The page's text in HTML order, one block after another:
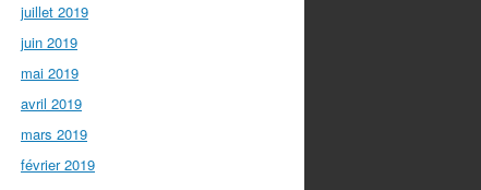
juillet 2019
juin 2019
mai 2019
avril 2019
mars 2019
février 2019